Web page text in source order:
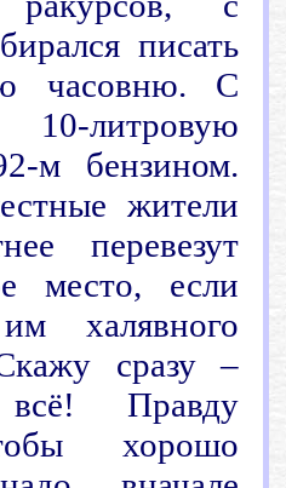
писать
часовню. С
литровую
м бензином.
жители
перевезут
место, если
халявного
сразу –
всё! Правду
хорошо